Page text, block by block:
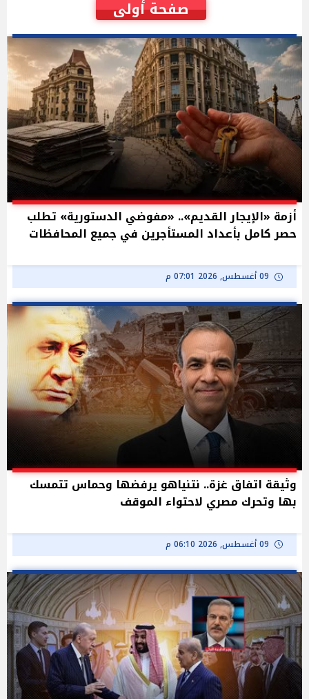
صفحة أولى
أزمة «الإيجار القديم».. «مفوضي الدستورية» تطلب
حصر كامل بأعداد المستأجرين في جميع المحافظات
09 أغسطس, 2026 07:01 م
وثيقة اتفاق غزة.. نتنياهو يرفضها وحماس تتمسك
بها وتحرك مصري لاحتواء الموقف
09 أغسطس, 2026 06:10 م